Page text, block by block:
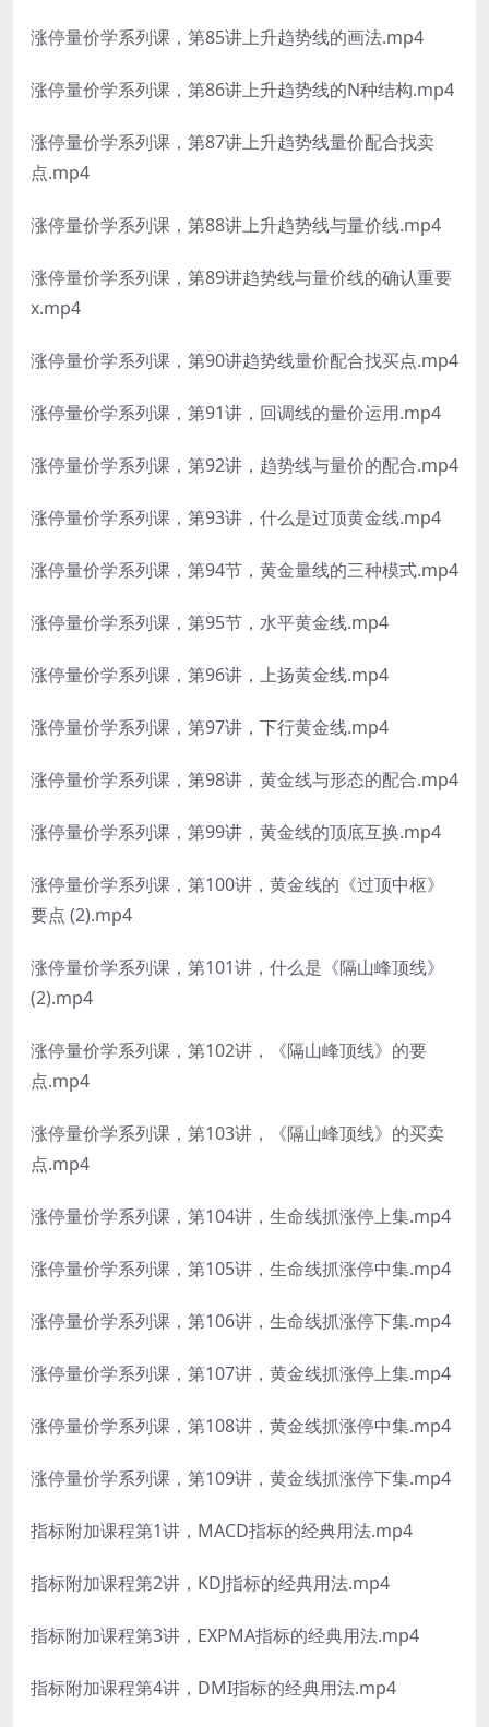
涨停量价学系列课，第85讲上升趋势线的画法.mp4
涨停量价学系列课，第86讲上升趋势线的N种结构.mp4
涨停量价学系列课，第87讲上升趋势线量价配合找卖
点.mp4
涨停量价学系列课，第88讲上升趋势线与量价线.mp4
涨停量价学系列课，第89讲趋势线与量价线的确认重要
x.mp4
涨停量价学系列课，第90讲趋势线量价配合找买点.mp4
涨停量价学系列课，第91讲，回调线的量价运用.mp4
涨停量价学系列课，第92讲，趋势线与量价的配合.mp4
涨停量价学系列课，第93讲，什么是过顶黄金线.mp4
涨停量价学系列课，第94节，黄金量线的三种模式.mp4
涨停量价学系列课，第95节，水平黄金线.mp4
涨停量价学系列课，第96讲，上扬黄金线.mp4
涨停量价学系列课，第97讲，下行黄金线.mp4
涨停量价学系列课，第98讲，黄金线与形态的配合.mp4
涨停量价学系列课，第99讲，黄金线的顶底互换.mp4
涨停量价学系列课，第100讲，黄金线的《过顶中枢》
要点 (2).mp4
涨停量价学系列课，第101讲，什么是《隔山峰顶线》
(2).mp4
涨停量价学系列课，第102讲，《隔山峰顶线》的要
点.mp4
涨停量价学系列课，第103讲，《隔山峰顶线》的买卖
点.mp4
涨停量价学系列课，第104讲，生命线抓涨停上集.mp4
涨停量价学系列课，第105讲，生命线抓涨停中集.mp4
涨停量价学系列课，第106讲，生命线抓涨停下集.mp4
涨停量价学系列课，第107讲，黄金线抓涨停上集.mp4
涨停量价学系列课，第108讲，黄金线抓涨停中集.mp4
涨停量价学系列课，第109讲，黄金线抓涨停下集.mp4
指标附加课程第1讲，MACD指标的经典用法.mp4
指标附加课程第2讲，KDJ指标的经典用法.mp4
指标附加课程第3讲，EXPMA指标的经典用法.mp4
指标附加课程第4讲，DMI指标的经典用法.mp4